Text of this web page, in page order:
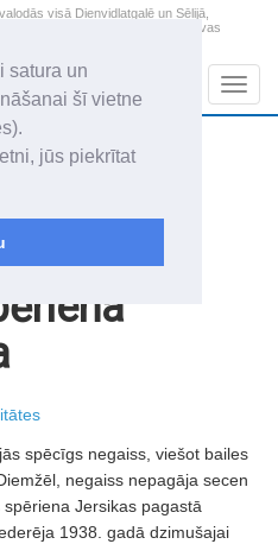
satura un
šī vietne
jūs piekrītat
visā Dienvidlatgalē un Sēlijā,
valstspilsētu, Augšdaugavas
+10.5
spēcīgs negaiss, viešot bailes
negaiss nepagāja secen
Jersikas pagastā
1938. gadā dzimušajai